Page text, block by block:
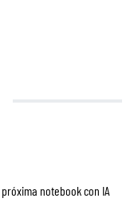
notebook con IA